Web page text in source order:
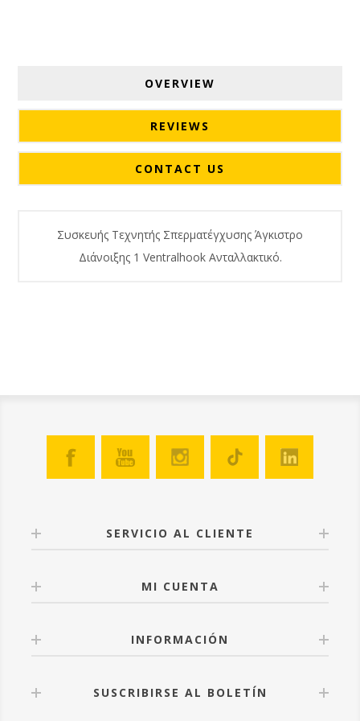
OVERVIEW
REVIEWS
CONTACT US
Συσκευής Τεχνητής Σπερματέγχυσης Άγκιστρο
Διάνοιξης 1 Ventralhook Ανταλλακτικό.
SERVICIO AL CLIENTE
MI CUENTA
INFORMACIÓN
SUSCRIBIRSE AL BOLETÍN